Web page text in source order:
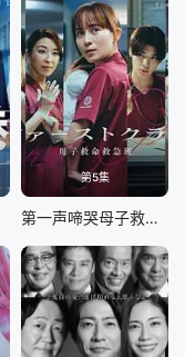
第5集
第一声啼哭母子救命急救班